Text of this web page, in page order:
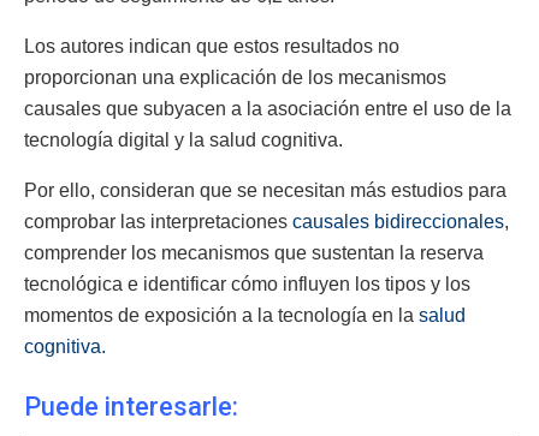
Los autores indican que estos resultados no
proporcionan una explicación de los mecanismos
causales que subyacen a la asociación entre el uso de la
tecnología digital y la salud cognitiva.
Por ello, consideran que se necesitan más estudios para
comprobar las interpretaciones causales bidireccionales,
comprender los mecanismos que sustentan la reserva
tecnológica e identificar cómo influyen los tipos y los
momentos de exposición a la tecnología en la salud
cognitiva.
Puede interesarle: